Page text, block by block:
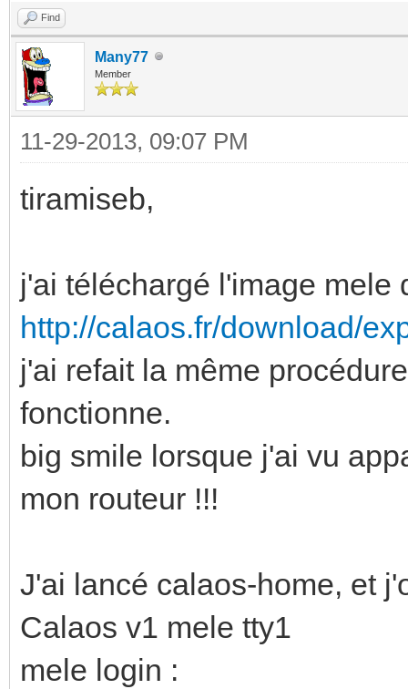
Find
Many77
Member
11-29-2013, 09:07 PM
tiramiseb,
j'ai téléchargé l'image mele
http://calaos.fr/download/
j'ai refait la même
fonctionne.
big smile lorsque j'ai vu
mon routeur !!!
J'ai lancé calaos-home, et
Calaos v1 mele tty1
mele login :